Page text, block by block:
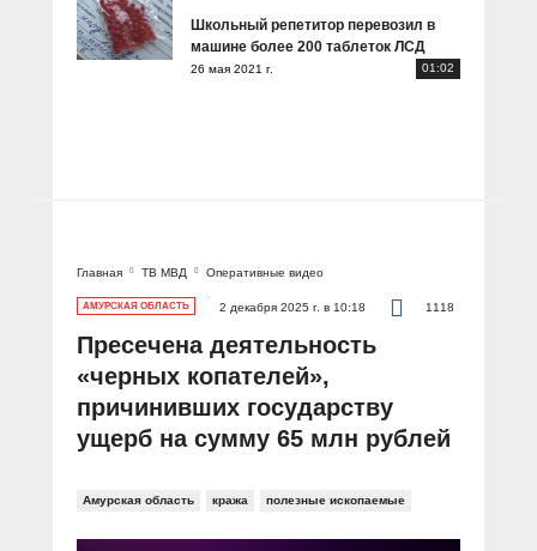
Школьный репетитор перевозил в
машине более 200 таблеток ЛСД
26 мая 2021 г. 01:02
Главная ТВ МВД Оперативные видео
АМУРСКАЯ ОБЛАСТЬ 2 декабря 2025 г. в 10:18 1118
Пресечена деятельность
«черных копателей»,
причинивших государству
ущерб на сумму 65 млн рублей
Амурская область кража полезные ископаемые